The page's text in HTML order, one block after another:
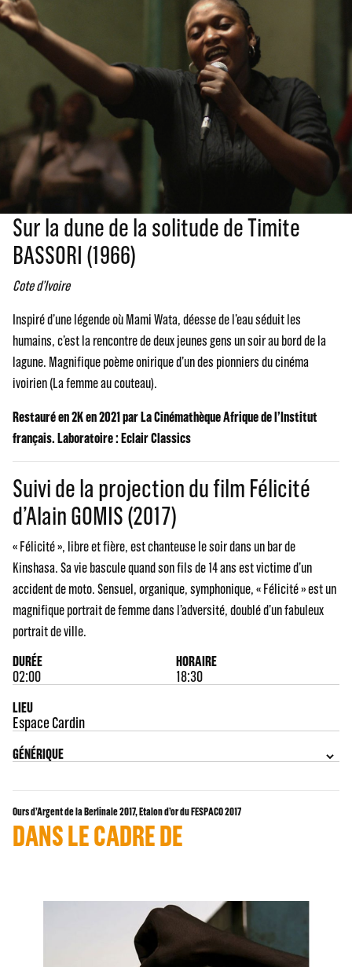
Sur la dune de la solitude de Timite
BASSORI (1966)
Cote d’Ivoire
Inspiré d’une légende où Mami Wata, déesse de l’eau séduit les
humains, c’est la rencontre de deux jeunes gens un soir au bord de la
lagune. Magnifique poème onirique d’un des pionniers du cinéma
ivoirien (La femme au couteau).
Restauré en 2K en 2021 par La Cinémathèque Afrique de l’Institut
français. Laboratoire : Eclair Classics
Suivi de la projection du film Félicité
d’Alain GOMIS (2017)
« Félicité », libre et fière, est chanteuse le soir dans un bar de
Kinshasa. Sa vie bascule quand son fils de 14 ans est victime d’un
accident de moto. Sensuel, organique, symphonique, « Félicité » est un
magnifique portrait de femme dans l’adversité, doublé d’un fabuleux
portrait de ville.
DURÉE
02:00
HORAIRE
18:30
LIEU
Espace Cardin
GÉNÉRIQUE
Ours d’Argent de la Berlinale 2017, Etalon d’or du FESPACO 2017
DANS LE CADRE DE